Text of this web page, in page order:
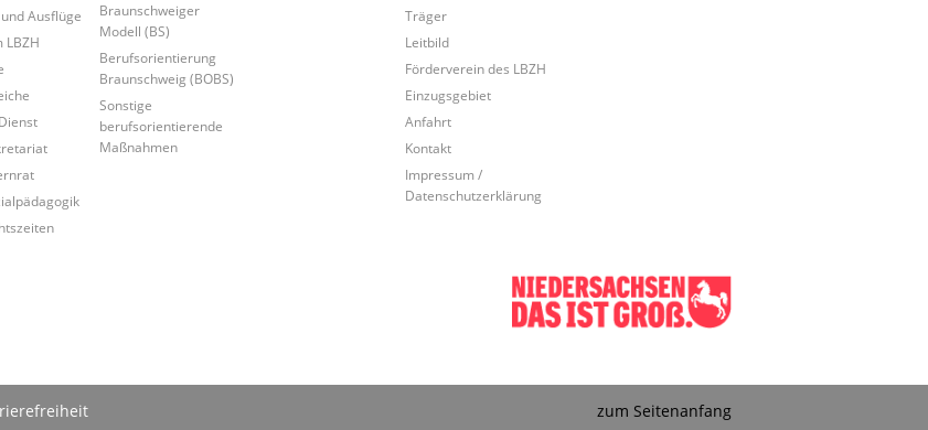
Ausflüge
LBZH
Braunschweiger
Modell (BS)
Berufsorientierung
Braunschweig (BOBS)
Sonstige
berufsorientierende
Maßnahmen
Träger
Leitbild
Förderverein des LBZH
Einzugsgebiet
Anfahrt
Kontakt
Impressum /
Datenschutzerklärung
zum Seitenanfang